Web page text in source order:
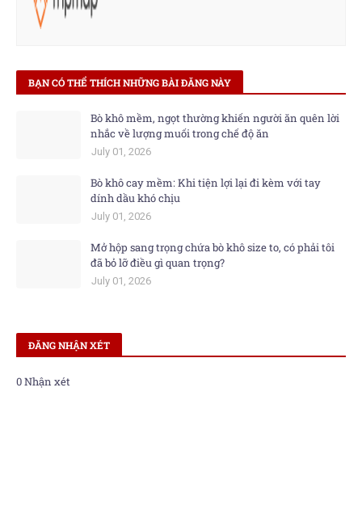
BẠN CÓ THỂ THÍCH NHỮNG BÀI ĐĂNG NÀY
Bò khô mềm, ngọt thường khiến người ăn quên lời
nhắc về lượng muối trong chế độ ăn
July 01, 2026
Bò khô cay mềm: Khi tiện lợi lại đi kèm với tay
dính dầu khó chịu
July 01, 2026
Mở hộp sang trọng chứa bò khô size to, có phải tôi
đã bỏ lỡ điều gì quan trọng?
July 01, 2026
ĐĂNG NHẬN XÉT
0 Nhận xét